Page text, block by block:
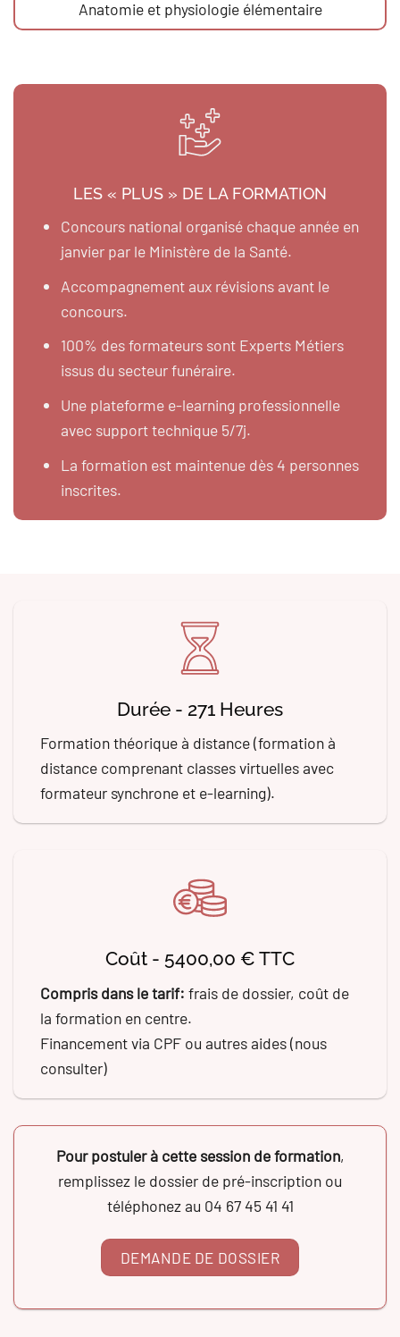
Anatomie et physiologie élémentaire
LES « PLUS » DE LA FORMATION
Concours national organisé chaque année en
janvier par le Ministère de la Santé.
Accompagnement aux révisions avant le
concours.
100% des formateurs sont Experts Métiers
issus du secteur funéraire.
Une plateforme e-learning professionnelle
avec support technique 5/7j.
La formation est maintenue dès 4 personnes
inscrites.
Durée - 271 Heures
Formation théorique à distance (formation à
distance comprenant classes virtuelles avec
formateur synchrone et e-learning).
Coût - 5400,00 € TTC
Compris dans le tarif: frais de dossier, coût de
la formation en centre.
Financement via CPF ou autres aides (nous
consulter)
Pour postuler à cette session de formation,
remplissez le dossier de pré-inscription ou
téléphonez au 04 67 45 41 41
DEMANDE DE DOSSIER